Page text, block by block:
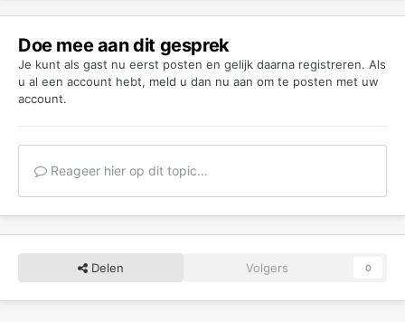
Doe mee aan dit gesprek
Je kunt als gast nu eerst posten en gelijk daarna registreren. Als
u al een account hebt, meld u dan nu aan om te posten met uw
account.
Reageer hier op dit topic...
Delen Volgers 0